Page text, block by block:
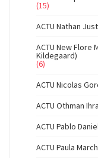
(15)
ACTU Nathan
ACTU New Flore
Kildegaard)
(6)
ACTU Nicolas
ACTU Othman
ACTU Pablo
ACTU Paula